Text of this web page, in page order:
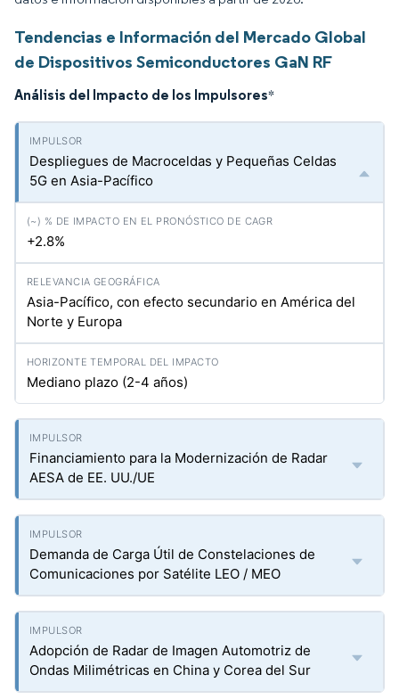
Tendencias e Información del Mercado Global
de Dispositivos Semiconductores GaN RF
Análisis del Impacto de los Impulsores*
Despliegues de Macroceldas y Pequeñas Celdas
5G en Asia-Pacífico
+2.8%
Asia-Pacífico, con efecto secundario en América del
Norte y Europa
Mediano plazo (2-4 años)
Financiamiento para la Modernización de Radar
AESA de EE. UU./UE
Demanda de Carga Útil de Constelaciones de
Comunicaciones por Satélite LEO / MEO
Adopción de Radar de Imagen Automotriz de
Ondas Milimétricas en China y Corea del Sur